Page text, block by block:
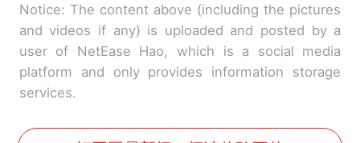
Notice: The content above (including the pictures
and videos if any) is uploaded and posted by a
user of NetEase Hao, which is a social media
platform and only provides information storage
services.